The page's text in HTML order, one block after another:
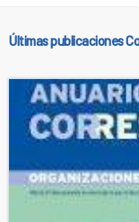
Últimas publicaciones